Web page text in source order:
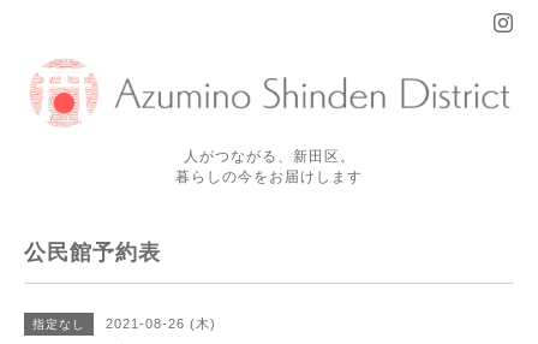
人がつながる、新田区。
暮らしの今をお届けします
公民館予約表
指定なし 2021-08-26 (木)